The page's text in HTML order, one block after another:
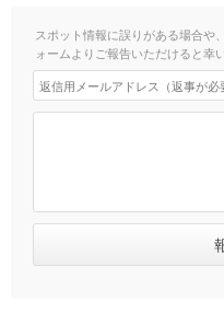
スポット情報に誤りがある場合や
ォームよりご報告いただけると幸い